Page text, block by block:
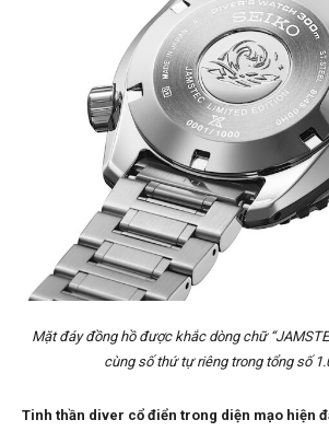
Mặt đáy đồng hồ được khắc dòng chữ
cùng số thứ tự riêng trong tổng số
Tinh thần diver cổ điển trong diện mạo hiện